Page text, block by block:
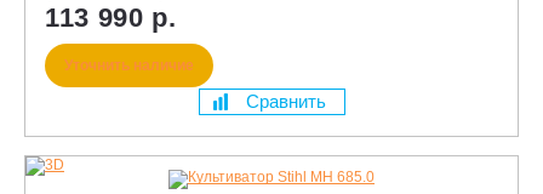
113 990 р.
Уточнить наличие
Сравнить